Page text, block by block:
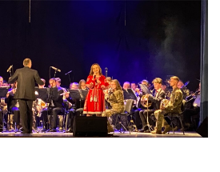
Прес-центр